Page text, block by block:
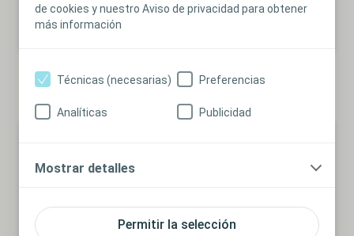
de cookies y nuestro Aviso de privacidad para obtener
más información
Permitir la selección
Técnicas (necesarias) Preferencias
Analíticas Publicidad
Mostrar detalles